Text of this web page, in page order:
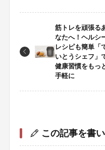
筋トレを頑張る
なたへ！ヘルシ
レシピも簡単「
いとうシェフ」
健康習慣をもっ
手軽に
この記事を書